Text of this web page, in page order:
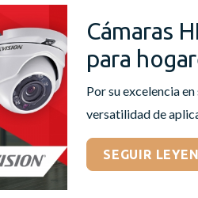
Cámaras
para
Por su excelencia
versatilidad de
SEGUIR